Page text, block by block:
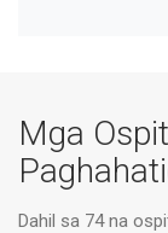
Mga
Dahil sa 74 na